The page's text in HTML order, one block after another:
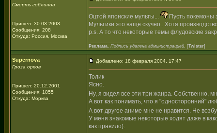
Смерть гоблинов
Пришел: 30.03.2003
Сообщения: 208
Откуда: Россия, Москва
Оцтой японские мульты...
Пусть покемоны
Мультики это ваще скучно...Хотя
p.s. А то что некоторые темы флудовские
Реклама. Подпись удалена администрацией. [Twister]
Supernova
Гроза орков
Пришел: 20.12.2001
Сообщения: 1855
Откуда: Морква
Добавлено: 18 февраля 2004, 17:47
Толик
Ясно.
Ну, я видел все эти три жанра. Собственно,
А вот как понимать, что я "односторонний"
А вот другое аниме мне не нравится. Не
У меня знакомые некоторые ходят даже в
как правило).